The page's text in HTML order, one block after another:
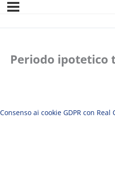
Periodo ipotetico
Consenso ai cookie GDPR con Real